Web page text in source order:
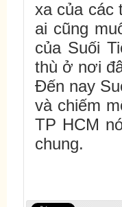
xa của các
ai cũng
của Suối
thù ở nơi
Đến nay
và chiếm
TP HCM
chung.